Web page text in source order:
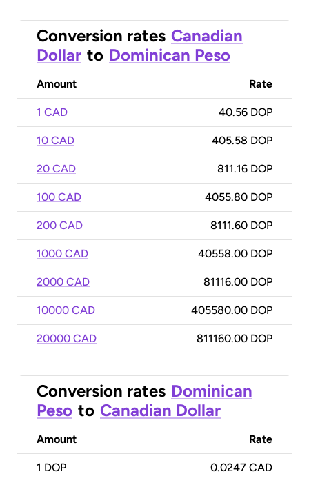
Conversion rates Canadian
Dollar to Dominican Peso
Amount Rate
1 CAD 40.56 DOP
10 CAD 405.58 DOP
20 CAD 811.16 DOP
100 CAD 4055.80 DOP
200 CAD 8111.60 DOP
1000 CAD 40558.00 DOP
2000 CAD 81116.00 DOP
10000 CAD 405580.00 DOP
20000 CAD 811160.00 DOP
Conversion rates Dominican
Peso to Canadian Dollar
Amount Rate
1 DOP 0.0247 CAD